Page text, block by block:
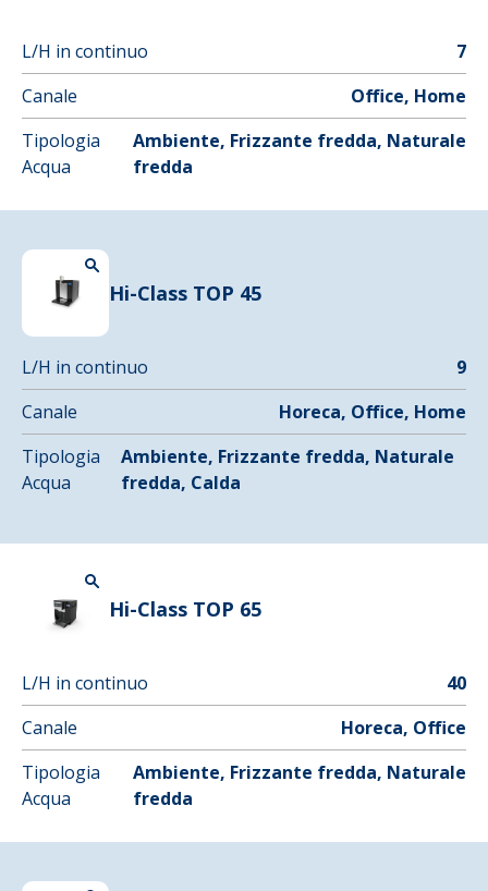
L/H in continuo
7
Canale
Office, Home
Tipologia
Acqua
Ambiente, Frizzante fredda, Naturale
fredda
Hi-Class TOP 45
L/H in continuo
9
Canale
Horeca, Office, Home
Tipologia
Acqua
Ambiente, Frizzante fredda, Naturale
fredda, Calda
Hi-Class TOP 65
L/H in continuo
40
Canale
Horeca, Office
Tipologia
Acqua
Ambiente, Frizzante fredda, Naturale
fredda